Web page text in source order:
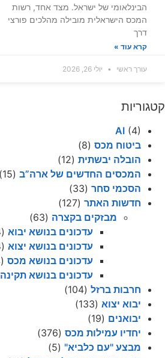
הבינלאומי של ישראל. מצד אחד, רשות
המכס הישראלית מובילה מהלכים פורצי
דרך
קרא עוד »
עורך ראשי יולי 26, 2026
קטגוריות
AI (4)
ביטוח מכס (8)
הובלה יבשתית (12)
המכסים החדשים של ארה”ב (15)
הסכמי סחר (33)
חדשות האתר (127)
מבזקים בקצרה (63)
עדכונים בנושא יבוא (34)
עדכונים בנושא יצוא (14)
עדכונים בנושא מכס (24)
עדכונים בנושא תקינה
חרבות ברזל (104)
יבוא יצוא (133)
יבואנים (19)
יחדיו עמילות מכס (376)
מבצע "עם כלביא" (5)